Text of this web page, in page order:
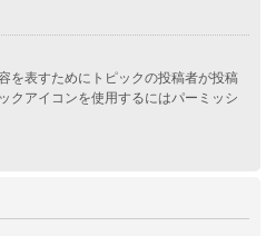
を表すためにトピックの投稿者が投稿
クアイコンを使用するにはパーミッシ